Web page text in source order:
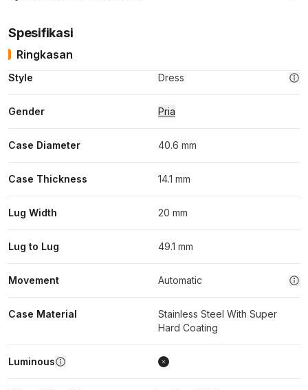
Spesifikasi
Ringkasan
Style Dress
Gender Pria
Case Diameter 40.6 mm
Case Thickness 14.1 mm
Lug Width 20 mm
Lug to Lug 49.1 mm
Movement Automatic
Case Material
Stainless Steel With Super
Hard Coating
Luminous